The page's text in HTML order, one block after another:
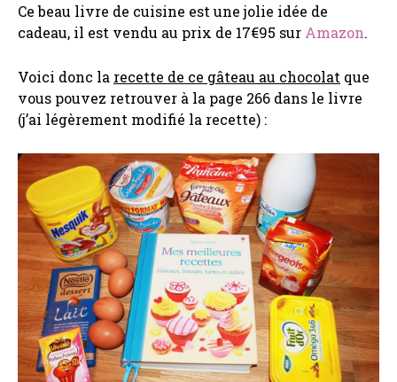
Ce beau livre de cuisine est une jolie idée de
cadeau, il est vendu au prix de 17€95 sur Amazon.
Voici donc la recette de ce gâteau au chocolat que
vous pouvez retrouver à la page 266 dans le livre
(j’ai légèrement modifié la recette) :